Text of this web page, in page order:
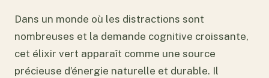
Dans un monde où les distractions sont
nombreuses et la demande cognitive croissante,
cet élixir vert apparaît comme une source
précieuse d’énergie naturelle et durable. Il